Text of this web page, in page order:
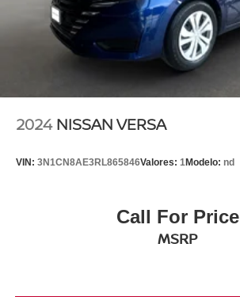
2024 NISSAN VERSA
VIN: 3N1CN8AE3RL865846Valores: 1Modelo: nd
Call For Price
MSRP